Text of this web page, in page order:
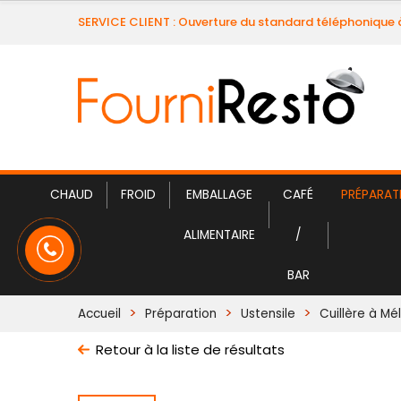
SERVICE CLIENT : Ouverture du standard téléphonique
CHAUD FROID EMBALLAGE
ALIMENTAIRE
CAFÉ
/
BAR
Accueil Préparation Ustensile Cuillère à
Retour à la liste de résultats